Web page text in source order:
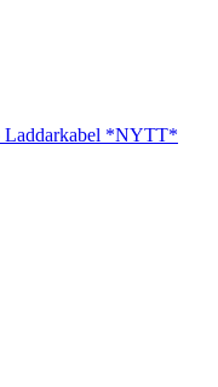
Laddarkabel *NYTT*